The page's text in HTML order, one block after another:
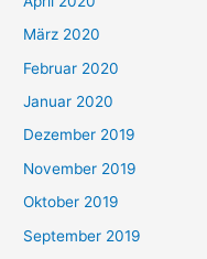
März 2020
Februar 2020
Januar 2020
Dezember 2019
November 2019
Oktober 2019
September 2019